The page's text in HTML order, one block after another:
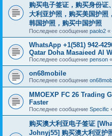
购买电子签证，购买身份证
大利亚护照，购买美国护照
韩国护照，购买中国护照
Последнее сообщение paolo2 «
WhatsApp +1(581) 942-
Qatar Doha Masaieed Al
Последнее сообщение penson «
on68mobile
Последнее сообщение
MMOEXP FC 26 Trading
Faster
Последнее сообщение Specific
购买澳大利亚电子签证
Johnyj55] 购买澳大利亚护